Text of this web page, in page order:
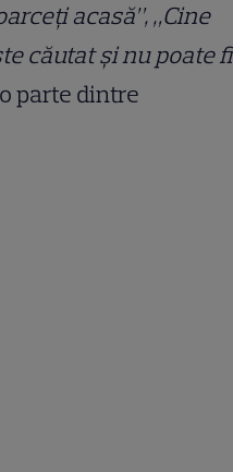
acasă”, „Cine
căutat și nu poate fi
parte dintre